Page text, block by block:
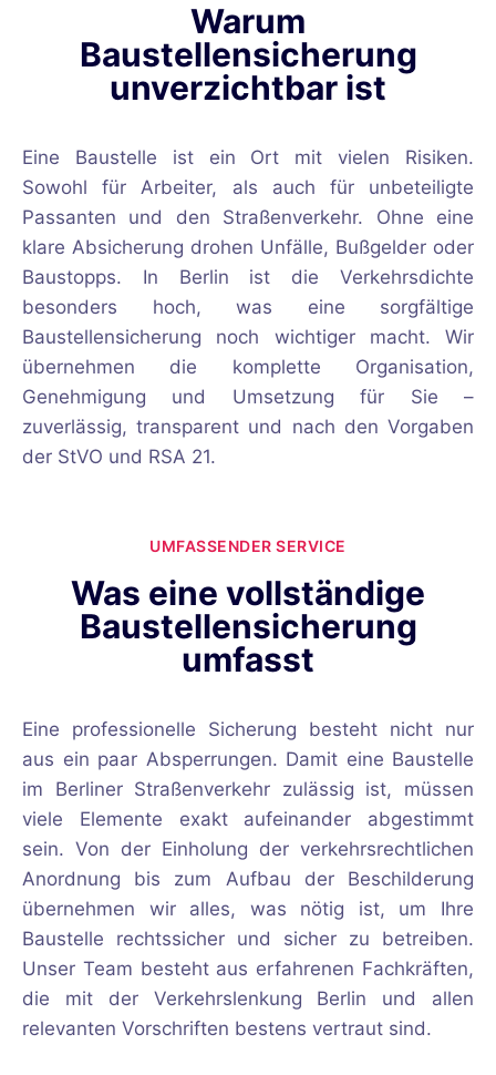
Warum
Baustellensicherung
unverzichtbar ist
Eine Baustelle ist ein Ort mit vielen Risiken.
Sowohl für Arbeiter, als auch für unbeteiligte
Passanten und den Straßenverkehr. Ohne eine
klare Absicherung drohen Unfälle, Bußgelder oder
Baustopps. In Berlin ist die Verkehrsdichte
besonders hoch, was eine sorgfältige
Baustellensicherung noch wichtiger macht. Wir
übernehmen die komplette Organisation,
Genehmigung und Umsetzung für Sie –
zuverlässig, transparent und nach den Vorgaben
der StVO und RSA 21.
UMFASSENDER SERVICE
Was eine vollständige
Baustellensicherung
umfasst
Eine professionelle Sicherung besteht nicht nur
aus ein paar Absperrungen. Damit eine Baustelle
im Berliner Straßenverkehr zulässig ist, müssen
viele Elemente exakt aufeinander abgestimmt
sein. Von der Einholung der verkehrsrechtlichen
Anordnung bis zum Aufbau der Beschilderung
übernehmen wir alles, was nötig ist, um Ihre
Baustelle rechtssicher und sicher zu betreiben.
Unser Team besteht aus erfahrenen Fachkräften,
die mit der Verkehrslenkung Berlin und allen
relevanten Vorschriften bestens vertraut sind.